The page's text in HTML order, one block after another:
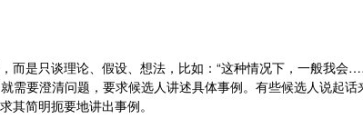
而是只谈理论、假设、想法，比如：“这种情况下，一般我会
要澄清问题，要求候选人讲述具体事例。有些候选人说起话
其简明扼要地讲出事例。